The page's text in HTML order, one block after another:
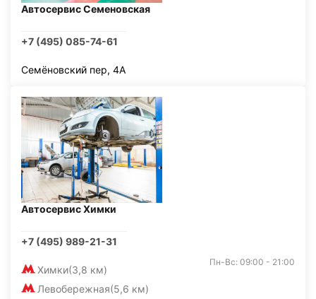
Автосервис Семеновская
+7 (495) 085-74-61
Семёновский пер, 4А
Автосервис Химки
+7 (495) 989-21-31
Химки(3,8 км)
Левобережная(5,6 км)
Пн-Вс: 09:00 - 21:00